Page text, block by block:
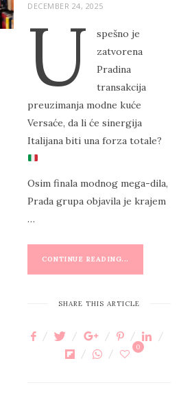
P
O
DECEMBER 24, 2025
U
spešno je
zatvorena
Pradina
transakcija
preuzimanja modne kuće
Versaće, da li će sinergija
Italijana biti una forza totale?
Osim finala modnog mega-dila,
Prada grupa objavila je krajem
…
CONTINUE READING...
SHARE THIS ARTICLE
0